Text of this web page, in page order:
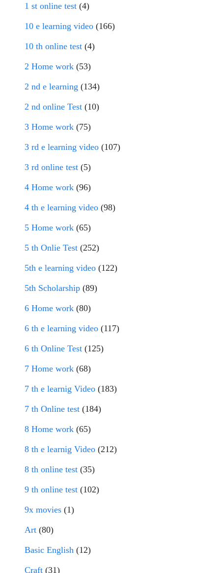
1 st online test (4)
10 e learning video (166)
10 th online test (4)
2 Home work (53)
2 nd e learning (134)
2 nd online Test (10)
3 Home work (75)
3 rd e learning video (107)
3 rd online test (5)
4 Home work (96)
4 th e learning video (98)
5 Home work (65)
5 th Onlie Test (252)
5th e learning video (122)
5th Scholarship (89)
6 Home work (80)
6 th e learning video (117)
6 th Online Test (125)
7 Home work (68)
7 th e learnig Video (183)
7 th Online test (184)
8 Home work (65)
8 th e learnig Video (212)
8 th online test (35)
9 th online test (102)
9x movies (1)
Art (80)
Basic English (12)
Craft (31)